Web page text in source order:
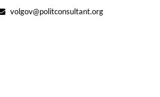
volgov@politconsultant.org